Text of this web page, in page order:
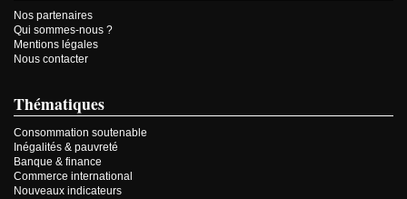
Nos partenaires
Qui sommes-nous ?
Mentions légales
Nous contacter
Thématiques
Consommation soutenable
Inégalités & pauvreté
Banque & finance
Commerce international
Nouveaux indicateurs